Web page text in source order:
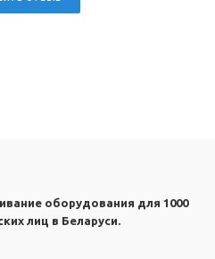
оборудования для 1000
лиц в Беларуси.